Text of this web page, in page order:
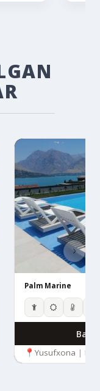
Palm Marine
Yusufxona |